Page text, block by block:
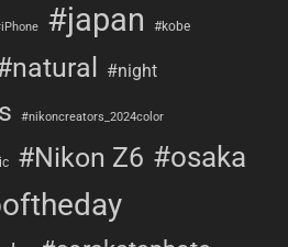
#japan #kobe
#night
#nikoncreators_2024color
#Nikon Z6 #osaka